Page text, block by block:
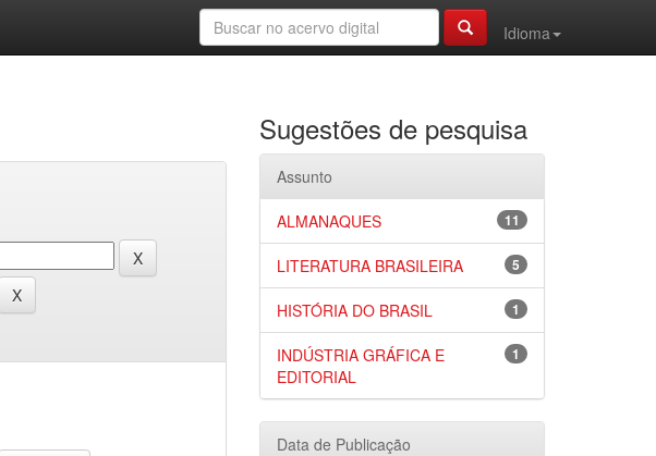
Idioma
Sugestões de pesquisa
Assunto
11
ALMANAQUES
5
LITERATURA BRASILEIRA
1
HISTÓRIA DO BRASIL
1
INDÚSTRIA GRÁFICA E
EDITORIAL
Data de Publicação